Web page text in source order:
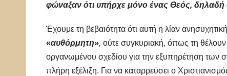
φώναξαν ότι υπήρχε μόνο ένας Θεός, δηλαδή
Έχουμε τη βεβαιότητα ότι αυτή η λίαν
«αυθόρμητη», ούτε συγκυριακή, όπως τη θέλουν
οργανωμένου σχεδίου για την εξυπηρέτηση των
πλήρη εξέλιξη. Για να καταρρεύσει ο